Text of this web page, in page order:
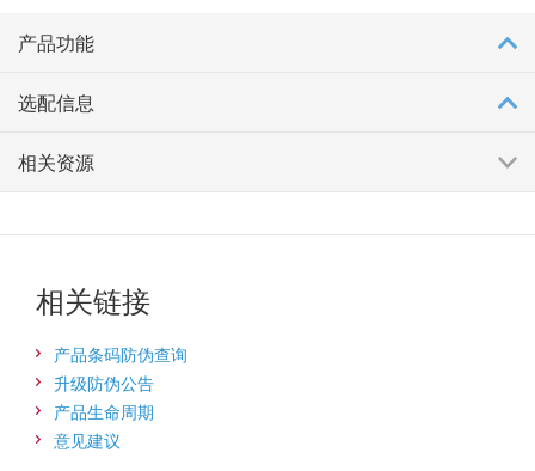
产品功能
选配信息
相关资源
相关链接
产品条码防伪查询
升级防伪公告
产品生命周期
意见建议